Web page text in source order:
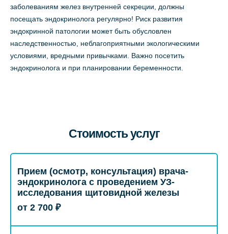
заболеваниям желез внутренней секреции, должны
посещать эндокринолога регулярно! Риск развития
эндокринной патологии может быть обусловлен
наследственностью, неблагоприятными экологическими
условиями, вредными привычками. Важно посетить
эндокринолога и при планировании беременности.
Стоимость услуг
Прием (осмотр, консультация) врача-
эндокринолога с проведением УЗ-
исследования щитовидной железы
от 2 700 ₽